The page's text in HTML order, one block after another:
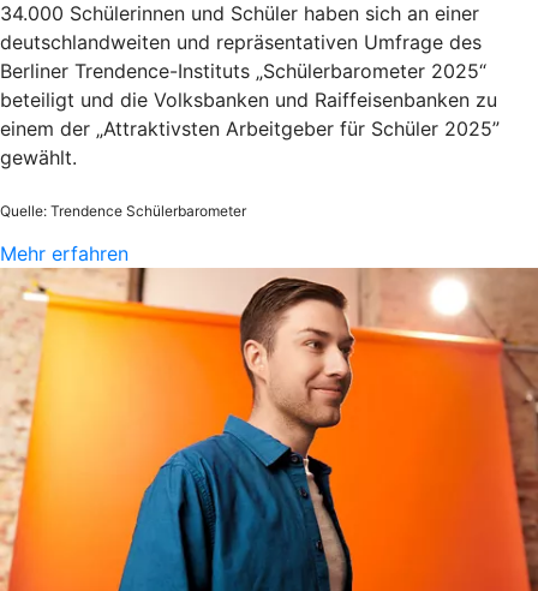
34.000 Schülerinnen und Schüler haben sich an einer
deutschlandweiten und repräsentativen Umfrage des
Berliner Trendence-Instituts „Schülerbarometer 2025“
beteiligt und die Volksbanken und Raiffeisenbanken zu
einem der „Attraktivsten Arbeitgeber für Schüler 2025”
gewählt.
Quelle: Trendence Schülerbarometer
Mehr erfahren